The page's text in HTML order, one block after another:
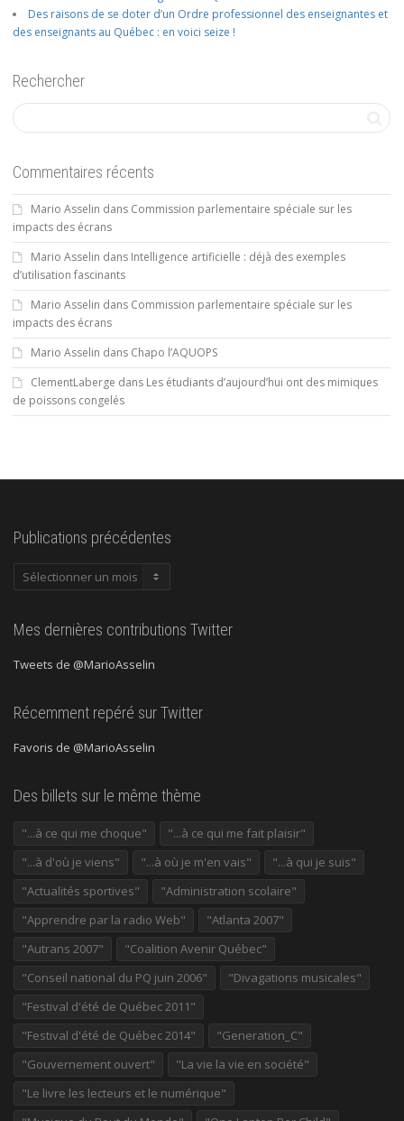
Des raisons de se doter d’un Ordre professionnel des enseignantes et
des enseignants au Québec : en voici seize !
Rechercher
Commentaires récents
Mario Asselin dans Commission parlementaire spéciale sur les
impacts des écrans
Mario Asselin dans Intelligence artificielle : déjà des exemples
d’utilisation fascinants
Mario Asselin dans Commission parlementaire spéciale sur les
impacts des écrans
Mario Asselin dans Chapo l’AQUOPS
ClementLaberge dans Les étudiants d’aujourd’hui ont des mimiques
de poissons congelés
Publications précédentes
Publications
Mes dernières contributions Twitter
Tweets de @MarioAsselin
Récemment repéré sur Twitter
Favoris de @MarioAsselin
Des billets sur le même thème
"...à ce qui me choque"
"...à ce qui me fait plaisir"
"...à d'où je viens"
"...à où je m'en vais"
"...à qui je suis"
"Actualités sportives"
"Administration scolaire"
"Apprendre par la radio Web"
"Atlanta 2007"
"Autrans 2007"
"Coalition Avenir Québec"
"Conseil national du PQ juin 2006"
"Divagations musicales"
"Festival d'été de Québec 2011"
"Festival d'été de Québec 2014"
"Generation_C"
"Gouvernement ouvert"
"La vie la vie en société"
"Le livre les lecteurs et le numérique"